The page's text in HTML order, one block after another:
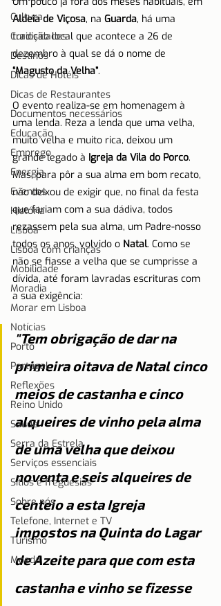
Cultura
Curiosidades
Destinos
Dicas de Hotéis
Dicas de Restaurantes
Documentos necessários
Educação
Emprego
Energia
Eventos
História
Lisboa
Lisboa com crianças
Mobilidade
Moradia
Morar em Lisboa
Notícias
Porto
Portugal
Reflexões
Reino Unido
Saúde
Serra da Estrela
Serviços essenciais
Sítios e freguesias
Sobre nós
Telefone, Internet e TV
Turismo
Moeda
Aldeia de Viçosa, na Guarda, há uma
tradição local que acontece a 26 de
dezembro à qual se dá o nome de
“Magusto da Velha”.
O evento realiza-se em homenagem à
uma lenda. Reza a lenda que uma velha,
muito velha e muito rica, deixou um
grande legado à Igreja da Vila do Porco.
Mas, para pôr a sua alma em bom recato,
não deixou de exigir que, no final da festa
que fariam com a sua dádiva, todos
rezassem pela sua alma, um Padre-nosso
todos os anos, volvido o Natal. Como se
não se fiasse a velha que se cumprisse a
dívida, até foram lavradas escrituras com
a sua exigência:
"Tem obrigação de dar na
primeira oitava de Natal cinco
meios de castanha e cinco
alqueires de vinho pela alma
de uma velha que deixou
noventa e seis alqueires de
centeio a esta Igreja
impostos na Quinta do Lagar
de Azeite para que com esta
castanha e vinho se fizesse